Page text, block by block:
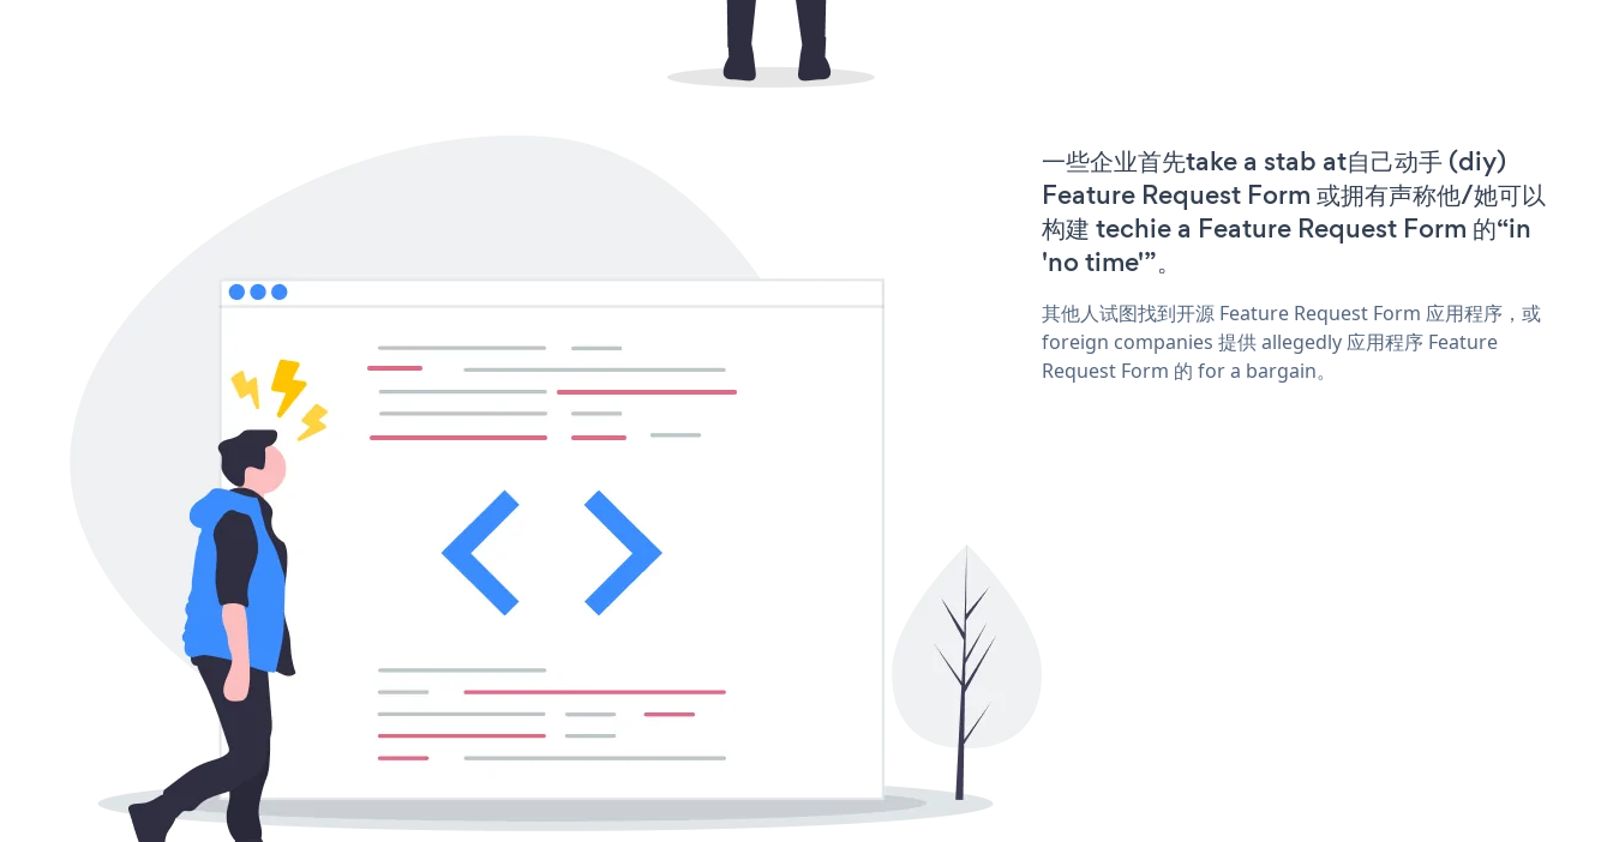
一些企业首先take a stab at自己动手 (diy)
Feature Request Form 或拥有声称他/她可以
构建 techie a Feature Request Form 的“in
'no time'”。
其他人试图找到开源 Feature Request Form 应用程序，或
foreign companies 提供 allegedly 应用程序 Feature
Request Form 的 for a bargain。